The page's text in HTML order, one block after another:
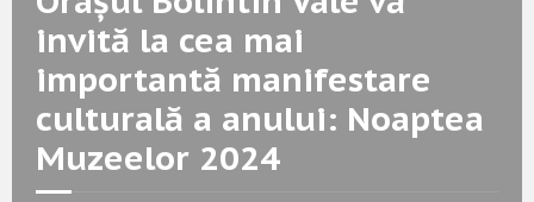
invită la cea mai
importantă manifestare
culturală a anului: Noaptea
Muzeelor 2024